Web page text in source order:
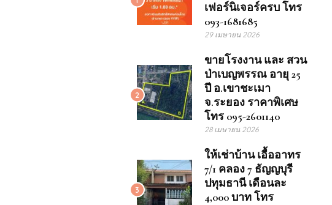
เฟอร์นิเจอร์ครบ โทร
093-1681685
29 เมษายน 2026
2
ขายโรงงาน และ สวน
ป่าเบญพรรณ อายุ 25
ปี อ.เขาชะเมา
จ.ระยอง ราคาพิเศษ
โทร 095-2601140
28 เมษายน 2026
3
ให้เช่าบ้าน เอื้ออาทร
7/1 คลอง 7 ธัญญบุรี
ปทุมธานี เดือนละ
4,000 บาท โทร